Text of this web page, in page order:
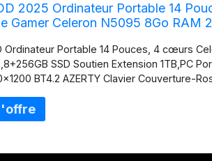
2025 Ordinateur Portable 14
Gamer Celeron N5095 8Go RAM
Clavier Couverture-Rose
Ordinateur Portable 14 Pouces, 4 cœurs
SSD Soutien Extension 1TB,PC
BT4.2 AZERTY Clavier Couverture-